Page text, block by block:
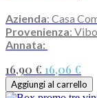
Azienda: Casa
Provenienza:
Annata:
16,90 € 16,06 €
Aggiungi al carrello